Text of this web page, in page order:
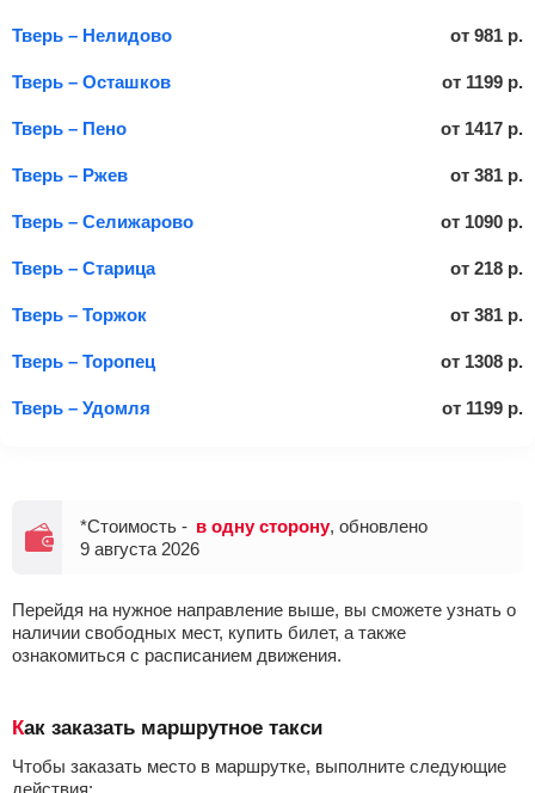
Тверь – Нелидово от 981 р.
Тверь – Осташков от 1199 р.
Тверь – Пено от 1417 р.
Тверь – Ржев от 381 р.
Тверь – Селижарово от 1090 р.
Тверь – Старица от 218 р.
Тверь – Торжок от 381 р.
Тверь – Торопец от 1308 р.
Тверь – Удомля от 1199 р.
*Стоимость - в одну сторону, обновлено
9 августа 2026
Перейдя на нужное направление выше, вы сможете узнать о
наличии свободных мест, купить билет, а также
ознакомиться с расписанием движения.
Как заказать маршрутное такси
Чтобы заказать место в маршрутке, выполните следующие
действия: